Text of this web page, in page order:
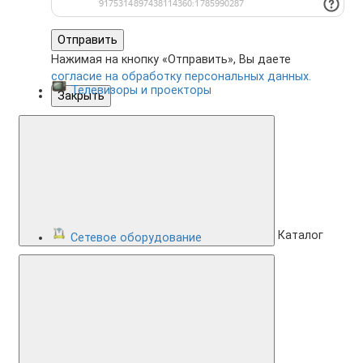
Отправить
Нажимая на кнопку «Отправить», Вы даете
согласие на обработку персональных данных.
Закрыть
Каталог
Телевизоры и проекторы
Сетевое оборудование